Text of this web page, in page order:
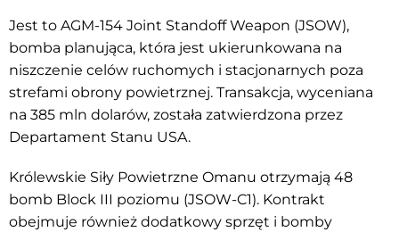
Jest to AGM-154 Joint Standoff Weapon (JSOW),
bomba planująca, która jest ukierunkowana na
niszczenie celów ruchomych i stacjonarnych poza
strefami obrony powietrznej. Transakcja, wyceniana
na 385 mln dolarów, została zatwierdzona przez
Departament Stanu USA.
Królewskie Siły Powietrzne Omanu otrzymają 48
bomb Block III poziomu (JSOW-C1). Kontrakt
obejmuje również dodatkowy sprzęt i bomby